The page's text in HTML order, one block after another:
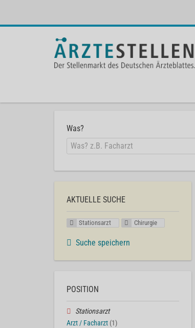
Was?
AKTUELLE SUCHE
Stationsarzt Chirurgie
Suche speichern
POSITION
Stationsarzt
Arzt / Facharzt (1)